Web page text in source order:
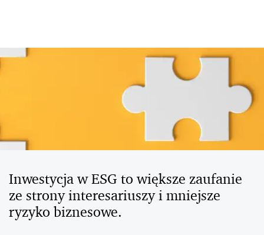
Inwestycja w ESG to większe zaufanie
ze strony interesariuszy i mniejsze
ryzyko biznesowe.